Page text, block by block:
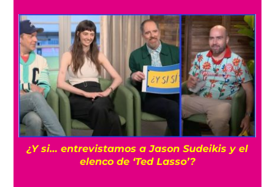
¿Y si… entrevistamos a Jason Sudeikis y el
elenco de ‘Ted Lasso’?